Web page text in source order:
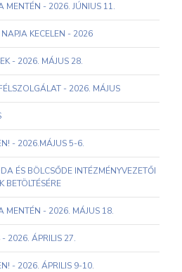
MENTÉN - 2026. JÚNIUS 11.
KECELEN - 2026
- 2026. MÁJUS 28.
- 2026. MÁJUS
- 2026.MÁJUS 5-6.
ÉS BÖLCSŐDE INTÉZMÉNYVEZETŐI
MENTÉN - 2026. MÁJUS 18.
- 2026. ÁPRILIS 27.
- 2026. ÁPRILIS 9-10.